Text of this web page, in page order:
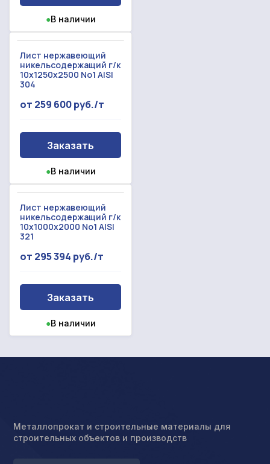
●В наличии
Лист нержавеющий
никельсодержащий г/к
10x1250x2500 No1 AISI
304
от 259 600 руб./т
Заказать
●В наличии
Лист нержавеющий
никельсодержащий г/к
10x1000x2000 No1 AISI
321
от 295 394 руб./т
Заказать
●В наличии
Металлопрокат и строительные материалы для
строительных объектов и производств